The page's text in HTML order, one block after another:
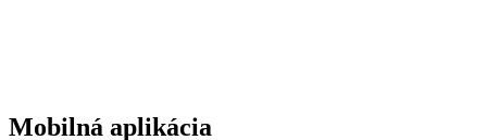
Mobilná aplikácia